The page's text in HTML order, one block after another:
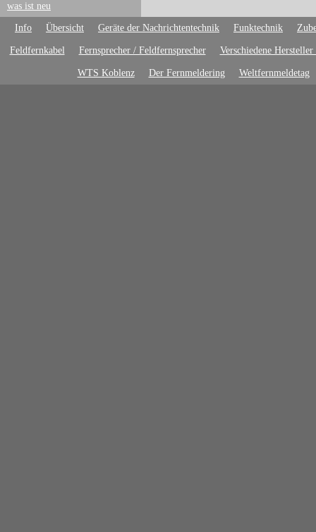
was ist neu
Info Übersicht Geräte der Nachrichtentechnik Funktechnik
Feldfernkabel Fernsprecher / Feldfernsprecher Verschiedene
WTS Koblenz Der Fernmeldering Weltfernmeldetag